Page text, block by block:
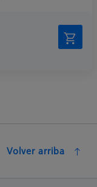
Volver arriba